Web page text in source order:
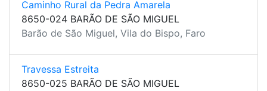
Caminho Rural da Pedra Amarela
8650-024 BARÃO DE SÃO MIGUEL
Barão de São Miguel, Vila do Bispo, Faro
Travessa Estreita
8650-025 BARÃO DE SÃO MIGUEL